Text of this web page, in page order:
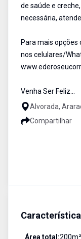
de saúde e
necessária,
Para mais
nos celulares/
Venha Ser Feliz...
Alvorada,
Compartilhar
Área total:200m²